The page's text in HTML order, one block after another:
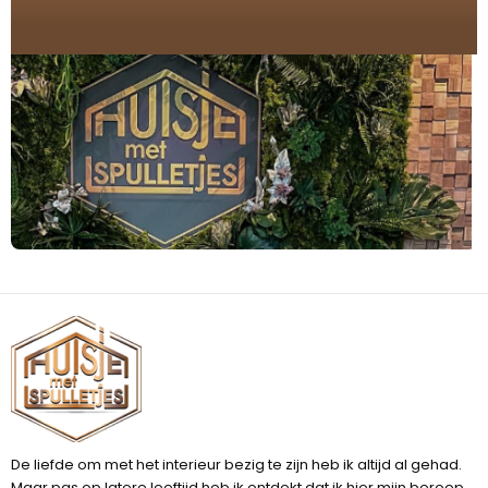
De liefde om met het interieur bezig te zijn heb ik altijd al gehad.